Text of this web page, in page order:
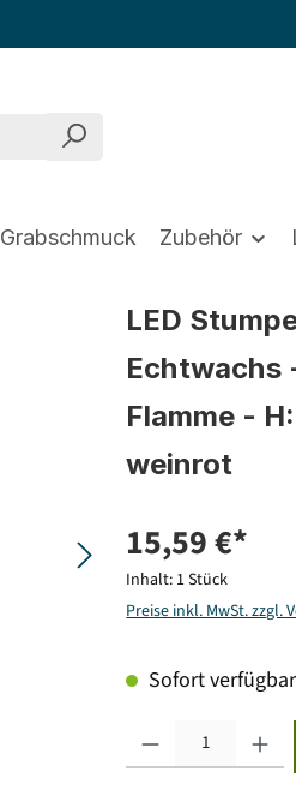
Grabschmuck Zubehör
LED
Echtwachs
Flamme -
weinrot
15,59 €*
Inhalt: 1 Stück
Preise inkl. MwSt. zzgl.
Sofort